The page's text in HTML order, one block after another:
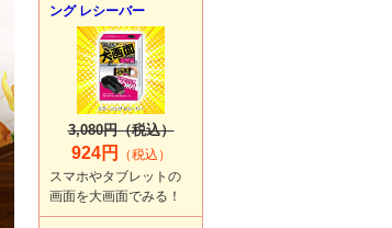
ング レシーバー
3,080円（税込）
924円
（税込）
スマホやタブレットの
画面を大画面でみる！